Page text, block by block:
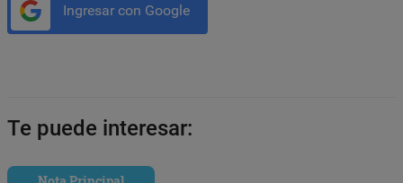
Ingresar con Google
Te puede interesar: